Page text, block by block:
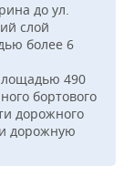
до ул.
слой
более 6
490
бортового
дорожного
дорожную